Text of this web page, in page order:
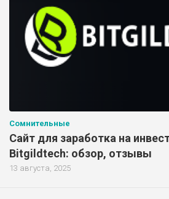
Сомнительные
Сайт для заработка на
Bitgildtech: обзор, отзывы
13 августа, 2025